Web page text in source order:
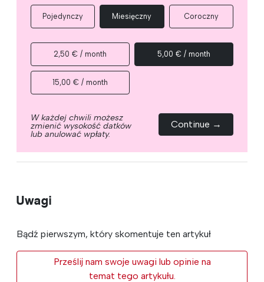
Pojedynczy Miesięczny Coroczny
2,50 € / month 5,00 € / month
15,00 € / month
W każdej chwili możesz
zmienić wysokość datków
lub anulować wpłaty.
Continue →
Uwagi
Bądź pierwszym, który skomentuje ten artykuł
Prześlij nam swoje uwagi lub opinie na
temat tego artykułu.